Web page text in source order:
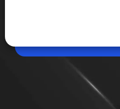
Apr 23, 2026, 09:18 AM (IST)
Free Fire Max के लेटेस्ट
Free Fire Max खेलने वालों के